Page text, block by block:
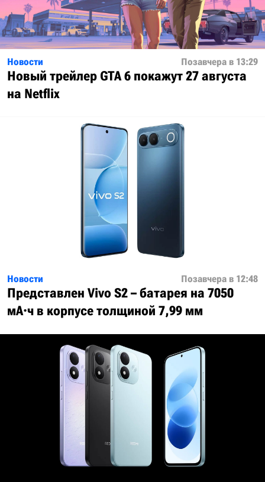
Новости Позавчера в 13:29
Новый трейлер GTA 6 покажут 27 августа
на Netflix
Новости Позавчера в 12:48
Представлен Vivo S2 – батарея на 7050
мА·ч в корпусе толщиной 7,99 мм